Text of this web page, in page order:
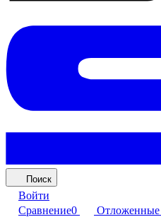
Поиск
Войти
Сравнение0 Отложенные